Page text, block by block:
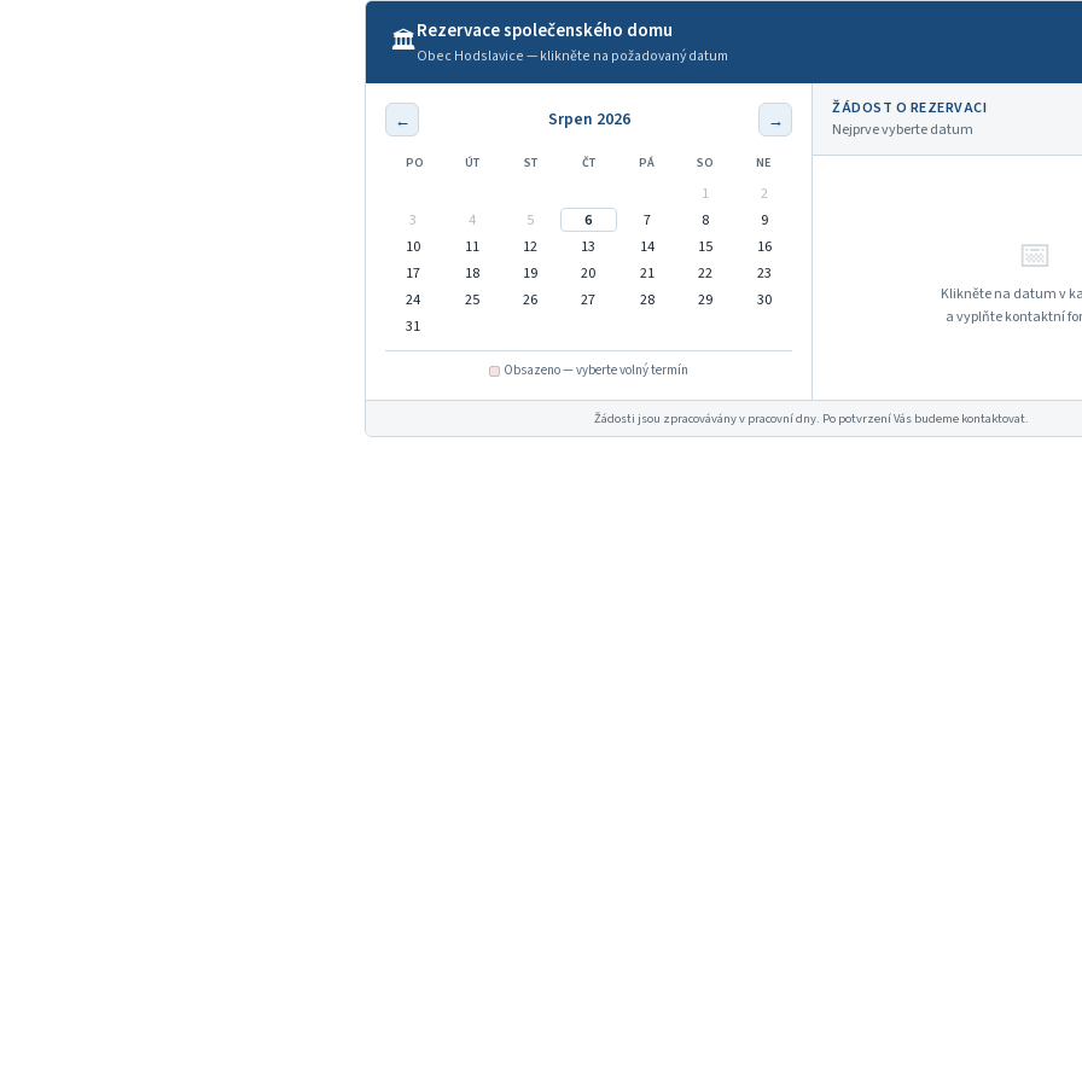
🏛️Rezervace společenského domu
Obec Hodslavice — klikněte na požadovaný datum
← Srpen 2026 →
PO ÚT ST ČT PÁ SO NE
1
2
3
4 5 6 7 8
9
10
11 12 13 14 15
16
17
18 19 20 21 22
23
24
25 26 27 28 29
30
31
Obsazeno — vyberte volný termín
ŽÁDOST O REZERVACI
Nejprve vyberte datum
📅
Klikněte na datum v
a vyplňte kontaktní
Žádosti jsou zpracovávány v pracovní dny. Po potvrzení Vás budeme kontaktovat.